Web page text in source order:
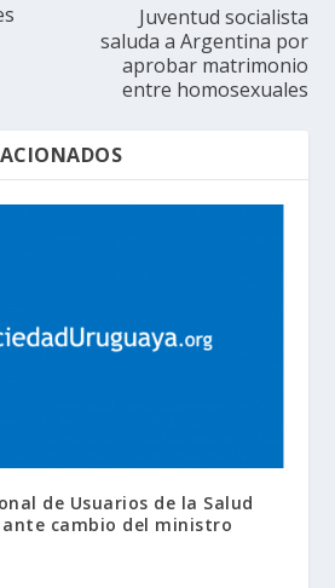
Juventud socialista
saluda a Argentina por
aprobar matrimonio
entre homosexuales
de Usuarios de la Salud
ante cambio del ministro